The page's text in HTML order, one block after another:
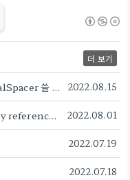
더 보기
PyQT - horizontalSpacer 나 verticalSpacer 쓸 때 sizeHint 값 2022.08.15
파이썬 - 함수에 넘겨주는 인자들이 call by reference ? 2022.08.01
2022.07.19
2022.07.18